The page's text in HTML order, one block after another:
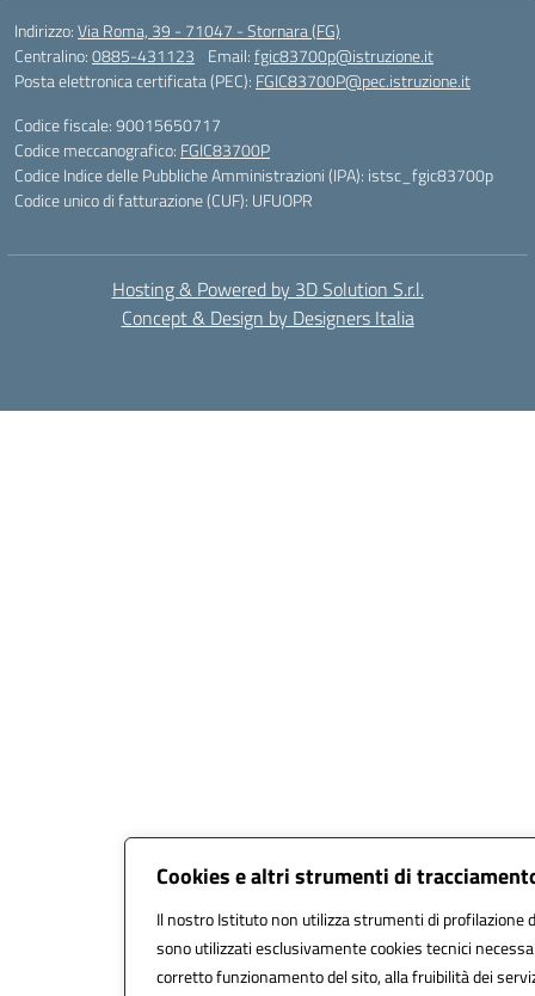
Cookies e altri strumenti di
Il nostro Istituto non utilizza strumenti di profilazione
sono utilizzati esclusivamente cookies tecnici
corretto funzionamento del sito, alla fruibilità dei
Indirizzo:Via Roma, 39 - 71047 - Stornara (FG)
Centralino:0885-431123 Email:fgic83700p@istruzione.it
Posta elettronica certificata (PEC): FGIC83700P@pec.istruzione.it
Codice fiscale: 90015650717
Codice meccanografico: FGIC83700P
Codice Indice delle Pubbliche Amministrazioni (IPA): istsc_fgic83700p
Codice unico di fatturazione (CUF): UFUOPR
Hosting & Powered by 3D Solution S.r.l.
Concept & Design by Designers Italia